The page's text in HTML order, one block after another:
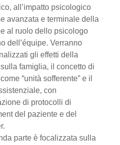
all’impatto psicologico
avanzata e terminale della
al ruolo dello psicologo
dell’équipe. Verranno
gli effetti della
famiglia, il concetto di
“unità sofferente” e il
con
di protocolli di
del paziente e del
parte è focalizzata sulla